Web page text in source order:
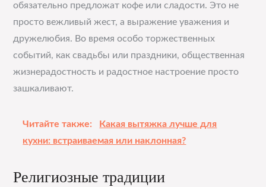
обязательно предложат кофе или сладости. Это не
просто вежливый жест, а выражение уважения и
дружелюбия. Во время особо торжественных
событий, как свадьбы или праздники, общественная
жизнерадостность и радостное настроение просто
зашкаливают.
Читайте также:
Какая вытяжка лучше для
кухни: встраиваемая или наклонная?
Религиозные традиции